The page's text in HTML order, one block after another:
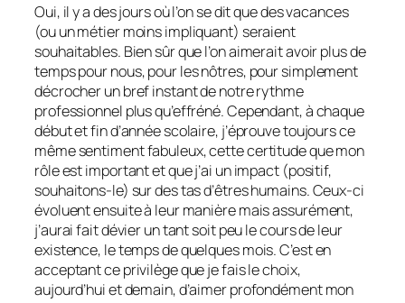
Oui, il y a des jours où l’on se dit que des vacances
(ou un métier moins impliquant) seraient
souhaitables. Bien sûr que l’on aimerait avoir plus de
temps pour nous, pour les nôtres, pour simplement
décrocher un bref instant de notre rythme
professionnel plus qu’effréné. Cependant, à chaque
début et fin d’année scolaire, j’éprouve toujours ce
même sentiment fabuleux, cette certitude que mon
rôle est important et que j’ai un impact (positif,
souhaitons-le) sur des tas d’êtres humains. Ceux-ci
évoluent ensuite à leur manière mais assurément,
j’aurai fait dévier un tant soit peu le cours de leur
existence, le temps de quelques mois. C’est en
acceptant ce privilège que je fais le choix,
aujourd’hui et demain, d’aimer profondément mon